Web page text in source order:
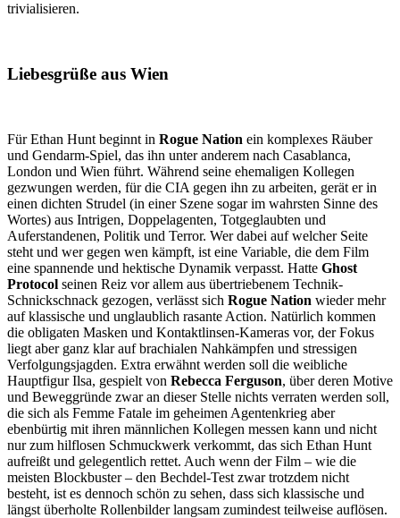
trivialisieren.
Liebesgrüße aus Wien
Für Ethan Hunt beginnt in Rogue Nation ein komplexes Räuber
und Gendarm-Spiel, das ihn unter anderem nach Casablanca,
London und Wien führt. Während seine ehemaligen Kollegen
gezwungen werden, für die CIA gegen ihn zu arbeiten, gerät er in
einen dichten Strudel (in einer Szene sogar im wahrsten Sinne des
Wortes) aus Intrigen, Doppelagenten, Totgeglaubten und
Auferstandenen, Politik und Terror. Wer dabei auf welcher Seite
steht und wer gegen wen kämpft, ist eine Variable, die dem Film
eine spannende und hektische Dynamik verpasst. Hatte Ghost
Protocol seinen Reiz vor allem aus übertriebenem Technik-
Schnickschnack gezogen, verlässt sich Rogue Nation wieder mehr
auf klassische und unglaublich rasante Action. Natürlich kommen
die obligaten Masken und Kontaktlinsen-Kameras vor, der Fokus
liegt aber ganz klar auf brachialen Nahkämpfen und stressigen
Verfolgungsjagden. Extra erwähnt werden soll die weibliche
Hauptfigur Ilsa, gespielt von Rebecca Ferguson, über deren Motive
und Beweggründe zwar an dieser Stelle nichts verraten werden soll,
die sich als Femme Fatale im geheimen Agentenkrieg aber
ebenbürtig mit ihren männlichen Kollegen messen kann und nicht
nur zum hilflosen Schmuckwerk verkommt, das sich Ethan Hunt
aufreißt und gelegentlich rettet. Auch wenn der Film – wie die
meisten Blockbuster – den Bechdel-Test zwar trotzdem nicht
besteht, ist es dennoch schön zu sehen, dass sich klassische und
längst überholte Rollenbilder langsam zumindest teilweise auflösen.